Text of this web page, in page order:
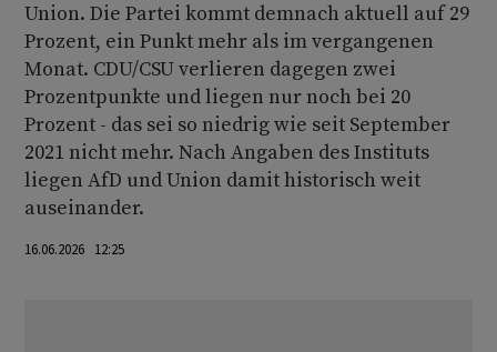
Union. Die Partei kommt demnach aktuell auf 29
Prozent, ein Punkt mehr als im vergangenen
Monat. CDU/CSU verlieren dagegen zwei
Prozentpunkte und liegen nur noch bei 20
Prozent - das sei so niedrig wie seit September
2021 nicht mehr. Nach Angaben des Instituts
liegen AfD und Union damit historisch weit
auseinander.
16.06.2026 12:25